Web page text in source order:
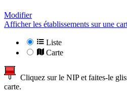
Modifier
Afficher les établissements sur une
Liste
Carte
Cliquez sur le NIP et faites-le
carte.